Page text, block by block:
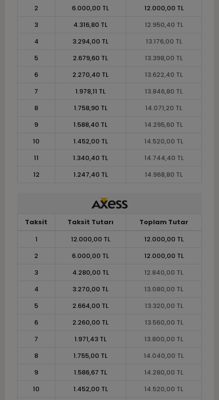
2 6.000,00 TL
12.000,00 TL
3
4.316,80 TL
12.950,40 TL
4
3.294,00 TL
13.176,00 TL
5
2.679,60 TL
13.398,00 TL
6
2.270,40 TL
13.622,40 TL
7
1.978,11 TL
13.846,80 TL
8
1.758,90 TL
14.071,20 TL
9
1.588,40 TL
14.295,60 TL
10
1.452,00 TL
14.520,00 TL
11
1.340,40 TL
14.744,40 TL
12
1.247,40 TL 14.968,80 TL
Taksit Taksit Tutarı
Toplam Tutar
1
12.000,00 TL
12.000,00 TL
2
6.000,00 TL
12.000,00 TL
3
4.280,00 TL
12.840,00 TL
4
3.270,00 TL
13.080,00 TL
5
2.664,00 TL
13.320,00 TL
6
2.260,00 TL
13.560,00 TL
7
1.971,43 TL
13.800,00 TL
8
1.755,00 TL
14.040,00 TL
9
1.586,67 TL
14.280,00 TL
10
1.452,00 TL
14.520,00 TL